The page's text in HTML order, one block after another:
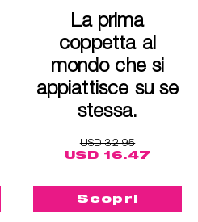
La prima
coppetta al
mondo che si
appiattisce su se
stessa.
USD 32.95
USD 16.47
Scopri